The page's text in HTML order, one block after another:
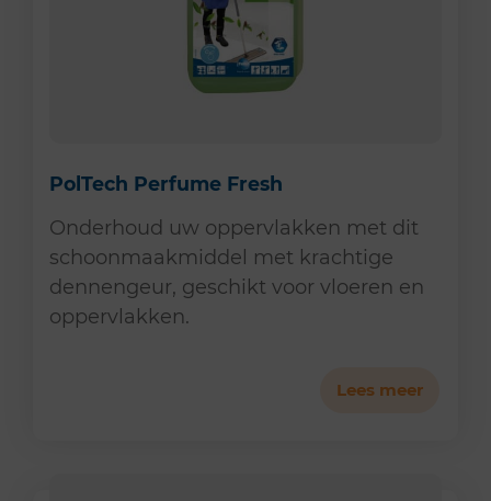
PolTech Perfume Fresh
Onderhoud uw oppervlakken met dit
schoonmaakmiddel met krachtige
dennengeur, geschikt voor vloeren en
oppervlakken.
Lees meer